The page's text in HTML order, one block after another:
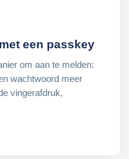
een passkey
om aan te melden:
wachtwoord meer
vingerafdruk,